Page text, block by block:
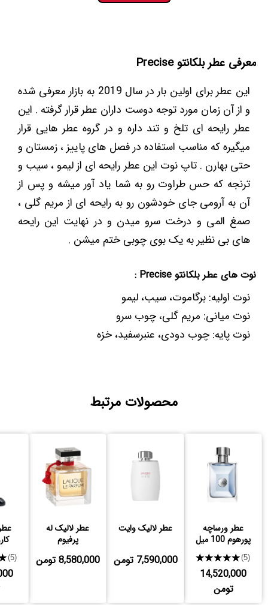
معرفی عطر بلکانتو Precise
این عطر برای اولین بار در سال 2019 به بازار معرفی شده
و از آن زمان مورد توجه دوست داران عطر قرار گرفته . این
عطر رایحه ای تلخ و تند داره و در گروه عطر هایی قرار
میگیره که مناسب استفاده در فصل های پاییز ، زمستان و
حتی بهارن . تاپ نوت این عطر رایحه ای از لیمو ، سیب و
ترنجه که حس طراوت رو به شما یاد آور میشه و پس از
آن به آرومی جای خودشون رو به رایحه ای از مریم گلی ،
صمغ المی و درخت سرو میدن و در نهایت این رایحه
های بی نظیر به یک بوی چوبی ختم میشن .
نوت های عطر بلکانتو Precise :
نوت اولیه: برگاموت، سیب، لیمو
نوت میانی: مریم گلی، چوب سرو
نوت پایه: چوب دودی، عنبرسفید، خزه
محصولات مرتبط
عطر ورساچه
پورهوم 100 میل
★★★★★(5)
14,520,000
تومن
عطر لالیک وایت
7,590,000 تومن
عطر لالیک له
پرفیوم
8,580,000 تومن (5)